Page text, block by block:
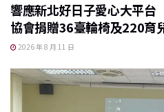
響應新北好日子愛心大平
協會捐贈36臺輪椅及220育
2026 年 8 月 11 日